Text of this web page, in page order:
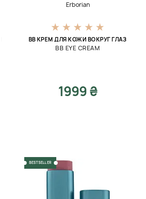
Erborian
ВВ КРЕМ ДЛЯ КОЖИ ВОКРУГ ГЛАЗ
BB EYE CREAM
1999 ₴
BESTSELLER